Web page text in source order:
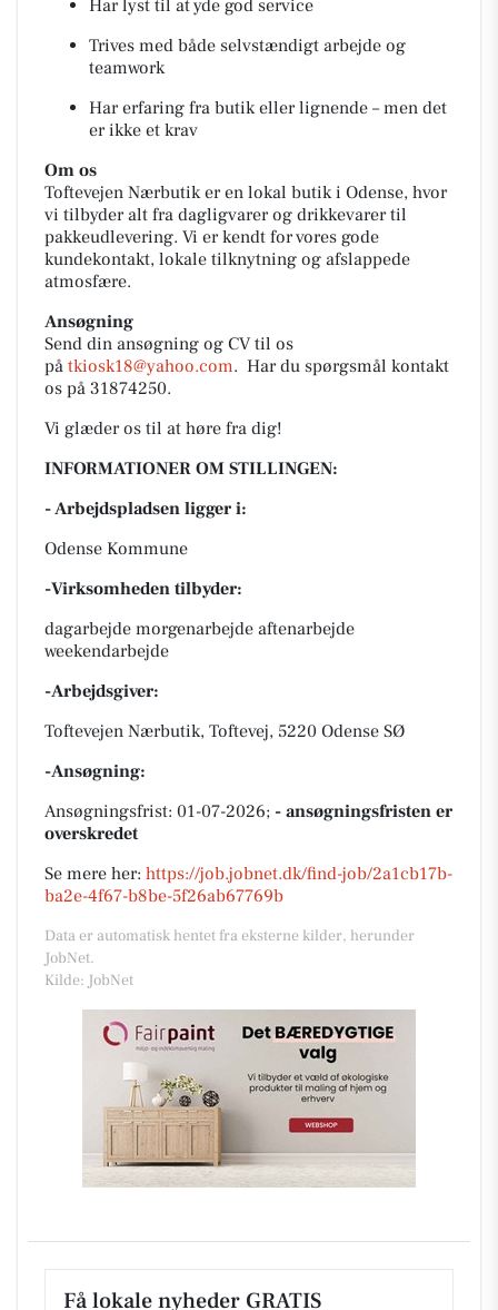
Har lyst til at yde god service
Trives med både selvstændigt arbejde og
teamwork
Har erfaring fra butik eller lignende – men det
er ikke et krav
Om os
Toftevejen Nærbutik er en lokal butik i Odense, hvor
vi tilbyder alt fra dagligvarer og drikkevarer til
pakkeudlevering. Vi er kendt for vores gode
kundekontakt, lokale tilknytning og afslappede
atmosfære.
Ansøgning
Send din ansøgning og CV til os
på tkiosk18@yahoo.com. Har du spørgsmål kontakt
os på 31874250.
Vi glæder os til at høre fra dig!
INFORMATIONER OM STILLINGEN:
- Arbejdspladsen ligger i:
Odense Kommune
-Virksomheden tilbyder:
dagarbejde morgenarbejde aftenarbejde
weekendarbejde
-Arbejdsgiver:
Toftevejen Nærbutik, Toftevej, 5220 Odense SØ
-Ansøgning:
Ansøgningsfrist: 01-07-2026; - ansøgningsfristen er
overskredet
Se mere her: https://job.jobnet.dk/find-job/2a1cb17b-
ba2e-4f67-b8be-5f26ab67769b
Data er automatisk hentet fra eksterne kilder, herunder
JobNet.
Kilde: JobNet
Få lokale nyheder GRATIS